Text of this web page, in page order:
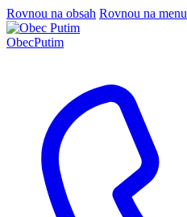
Rovnou na obsah Rovnou na menu
ObecPutim